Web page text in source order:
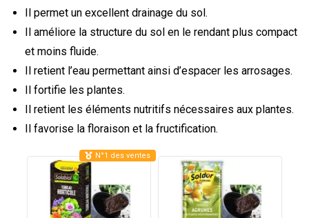
Il permet un excellent drainage du sol.
Il améliore la structure du sol en le rendant plus compact
et moins fluide.
Il retient l’eau permettant ainsi d’espacer les arrosages.
Il fortifie les plantes.
Il retient les éléments nutritifs nécessaires aux plantes.
Il favorise la floraison et la fructification.
N°1 des ventes